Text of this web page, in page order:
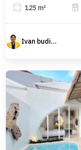
125 m²
Ivan budiman